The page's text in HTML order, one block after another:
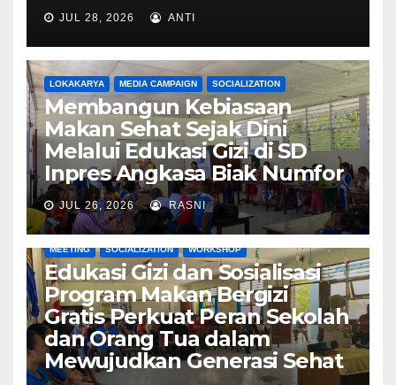
JUL 28, 2026 ANTI
LOKAKARYA MEDIA CAMPAIGN SOCIALIZATION
Membangun Kebiasaan
Makan Sehat Sejak Dini
Melalui Edukasi Gizi di SD
Inpres Angkasa Biak Numfor
JUL 26, 2026 RASNI
MEETING SOCIALIZATION WORKSHOP
Edukasi Gizi dan Sosialisasi
Program Makan Bergizi
Gratis Perkuat Peran Sekolah
dan Orang Tua dalam
Mewujudkan Generasi Sehat